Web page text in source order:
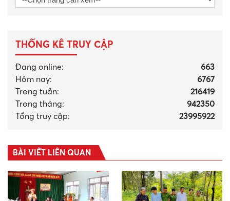
THỐNG KÊ TRUY CẬP
Đang online:
663
Hôm nay:
6767
Trong tuần:
216419
Trong tháng:
942350
Tổng truy cập:
23995922
BÀI VIẾT LIÊN QUAN